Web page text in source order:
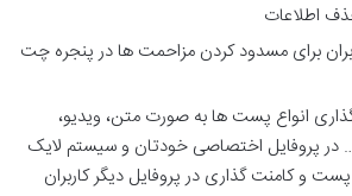
برای مسدود کردن مزاحمت ها در پنجره چت
انواع پست ها به صورت متن، ویدیو،
در پروفایل اختصاصی خودتان و سیستم لایک
و کامنت گذاری در پروفایل دیگر کاربران